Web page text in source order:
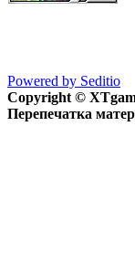
Powered by Seditio
Copyright ©
Перепечатка